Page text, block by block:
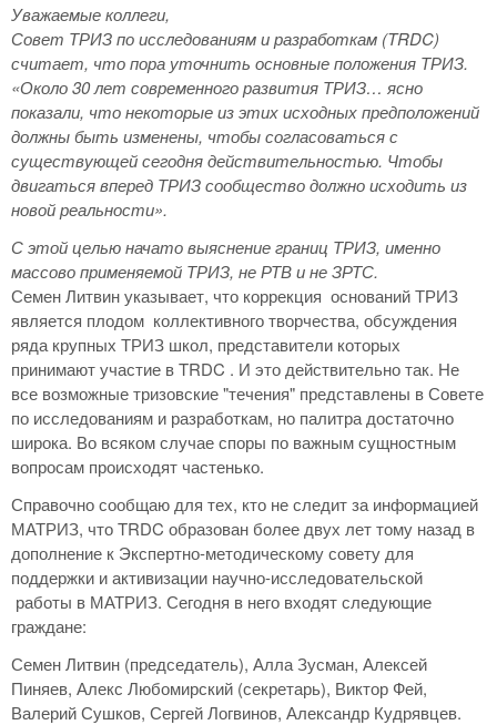
Уважаемые коллеги,
Совет ТРИЗ по исследованиям и разработкам (TRDC)
считает, что пора уточнить основные положения ТРИЗ.
«Около 30 лет современного развития ТРИЗ… ясно
показали, что некоторые из этих исходных предположений
должны быть изменены, чтобы согласоваться с
существующей сегодня действительностью. Чтобы
двигаться вперед ТРИЗ сообщество должно исходить из
новой реальности».
С этой целью начато выяснение границ ТРИЗ, именно
массово применяемой ТРИЗ, не РТВ и не ЗРТС.
Семен Литвин указывает, что коррекция оснований ТРИЗ
является плодом коллективного творчества, обсуждения
ряда крупных ТРИЗ школ, представители которых
принимают участие в TRDC . И это действительно так. Не
все возможные тризовские "течения" представлены в Совете
по исследованиям и разработкам, но палитра достаточно
широка. Во всяком случае споры по важным сущностным
вопросам происходят частенько.
Справочно сообщаю для тех, кто не следит за информацией
МАТРИЗ, что TRDC образован более двух лет тому назад в
дополнение к Экспертно-методическому совету для
поддержки и активизации научно-исследовательской
работы в МАТРИЗ. Сегодня в него входят следующие
граждане:
Семен Литвин (председатель), Алла Зусман, Алексей
Пиняев, Алекс Любомирский (секретарь), Виктор Фей,
Валерий Сушков, Сергей Логвинов, Александр Кудрявцев.